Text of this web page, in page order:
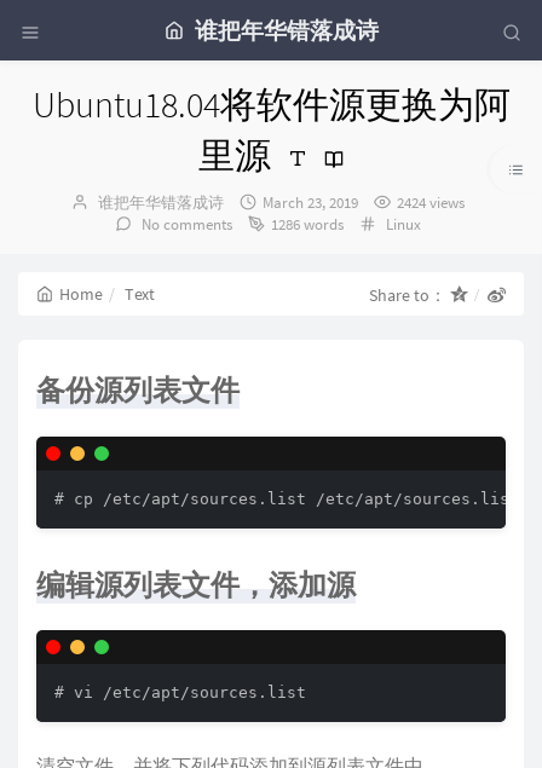
谁把年华错落成诗
Ubuntu18.04将软件源更换为阿
里源
Author：
谁把年华错落成诗
发
布
March 23, 2019
2424 views
No comments
1286 words Categories：
Linux
Home Text Share to：
备份源列表文件
# cp /etc/apt/sources.list /etc/apt/
编辑源列表文件，添加源
# vi /etc/apt/sources.list